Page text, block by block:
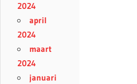
2024
april
2024
maart
2024
januari